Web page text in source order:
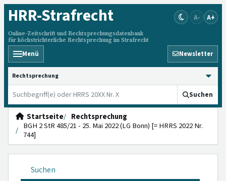
HRR-Strafrecht
Online-Zeitschrift und Rechtsprechungsdatenbank
für höchstrichterliche Rechtsprechung im Strafrecht
A- A+
Menü Newsletter
HRRS durchsuchen
Suchen
Startseite
Rechtsprechung
BGH 2 StR 485/21 - 25. Mai 2022 (LG Bonn) [= HRRS 2022 Nr.
744]
Suchen